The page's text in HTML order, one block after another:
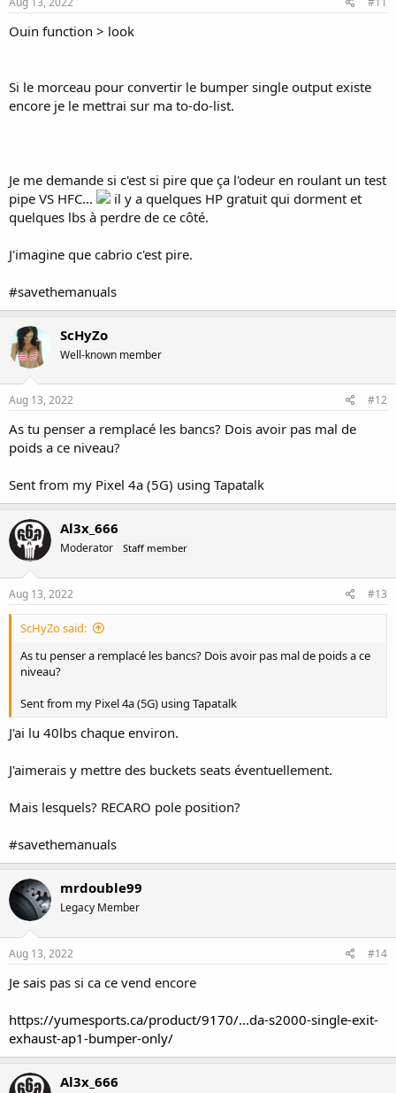
Ouin function > look
Si le morceau pour convertir le bumper single output existe
encore je le mettrai sur ma to-do-list.
Je me demande si c'est si pire que ça l'odeur en roulant un test
pipe VS HFC...
il y a quelques HP gratuit qui dorment et
quelques lbs à perdre de ce côté.
J'imagine que cabrio c'est pire.
#savethemanuals
ScHyZo
Well-known member
Aug 13, 2022 #12
As tu penser a remplacé les bancs? Dois avoir pas mal de
poids a ce niveau?
Sent from my Pixel 4a (5G) using Tapatalk
Al3x_666
Moderator Staff member
Aug 13, 2022 #13
ScHyZo said:
As tu penser a remplacé les bancs? Dois avoir pas mal de poids a ce
niveau?
Sent from my Pixel 4a (5G) using Tapatalk
J'ai lu 40lbs chaque environ.
J'aimerais y mettre des buckets seats éventuellement.
Mais lesquels? RECARO pole position?
#savethemanuals
mrdouble99
Legacy Member
Aug 13, 2022 #14
Je sais pas si ca ce vend encore
https://yumesports.ca/product/9170/...da-s2000-single-exit-
exhaust-ap1-bumper-only/
Al3x_666